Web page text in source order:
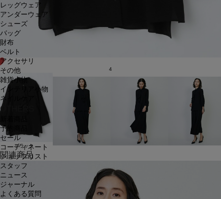
レッグウェア
アンダーウェア
シューズ
バッグ
財布
ベルト
アクセサリ
その他
雑貨小物
インテリア小物
ネイルケア
OTHERS
予約商品
セール
コーディネート
ショップリスト
スタッフ
ニュース
ジャーナル
よくある質問
4
ブラック
関連商品